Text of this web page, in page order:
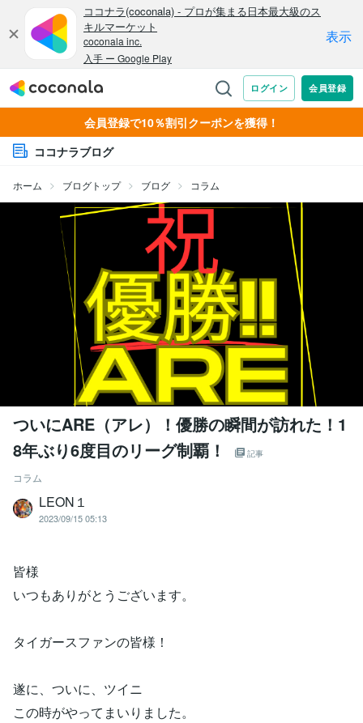
会員登録で10％割引クーポンを獲得！
ココナラブログ
ホーム ブログトップ ブログ コラム
ついにARE（アレ）！優勝の瞬間が訪れた！1
8年ぶり6度目のリーグ制覇！
記事
コラム
LEON１
2023/09/15 05:13
皆様
いつもありがとうございます。
タイガースファンの皆様！
遂に、ついに、ツイニ
この時がやってまいりました。